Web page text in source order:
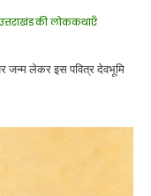
उत्तराखंड की लोककथाएँ
जन्म लेकर इस पवित्र देवभूमि